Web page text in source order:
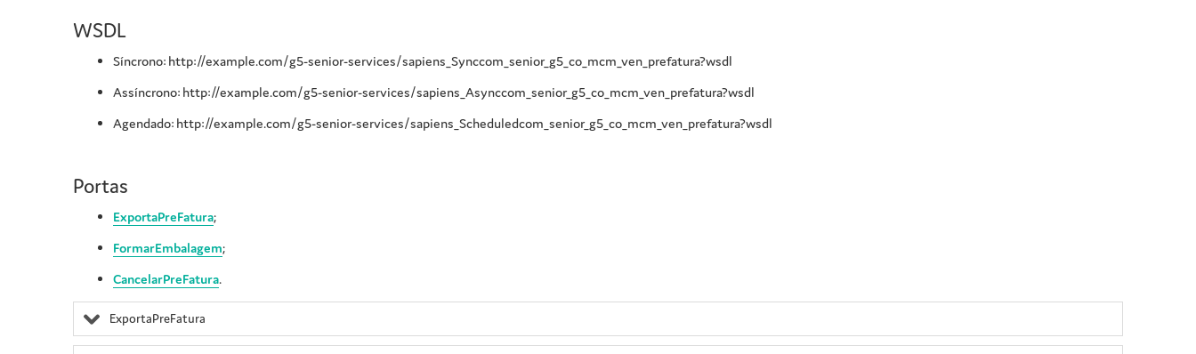
WSDL
Síncrono: http://example.com/g5-senior-services/sapiens_Synccom_senior_g5_co_mcm_ven_prefatura?wsdl
Assíncrono: http://example.com/g5-senior-services/sapiens_Asynccom_senior_g5_co_mcm_ven_prefatura?wsdl
Agendado: http://example.com/g5-senior-services/sapiens_Scheduledcom_senior_g5_co_mcm_ven_prefatura?wsdl
Portas
ExportaPreFatura;
FormarEmbalagem;
CancelarPreFatura.
ExportaPreFatura